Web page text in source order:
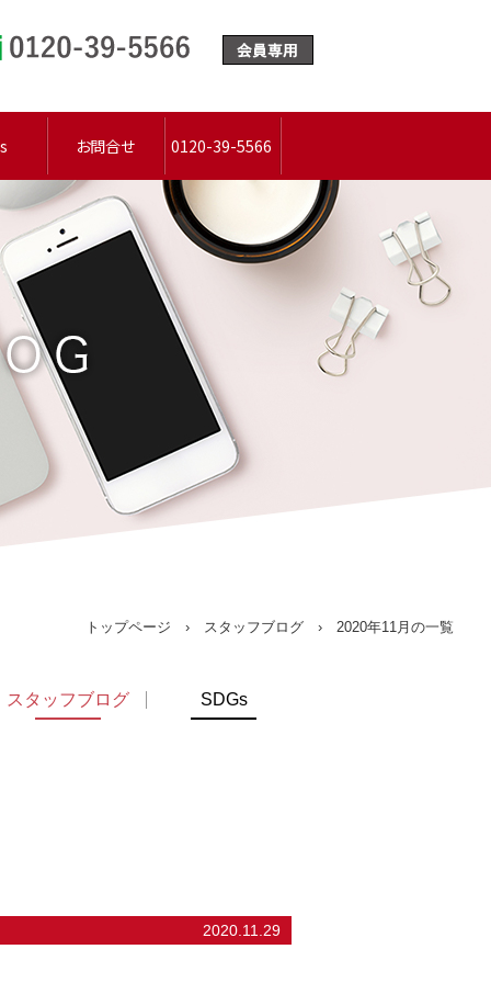
0120-39-5566
お問合せ 0120-39-5566
トップページ › スタッフブログ › 2020年11月の一覧
スタッフブログ SDGs
2020.11.29